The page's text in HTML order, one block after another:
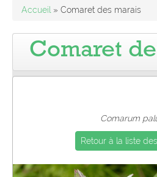
Accueil » Comaret des marais
Comaret
Comarum
Retour à la liste